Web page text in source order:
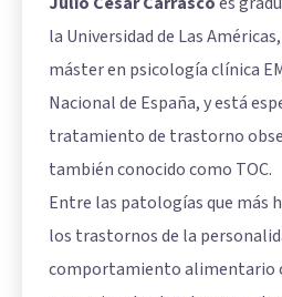
la Universidad de Las
máster en psicología clínica
Nacional de España, y está
tratamiento de trastorno
también conocido como TOC.
Entre las patologías que más
los trastornos de la
comportamiento alimentario